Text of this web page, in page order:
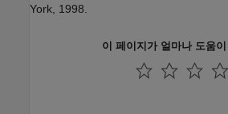
York, 1998.
이 페이지가 얼마나 도움